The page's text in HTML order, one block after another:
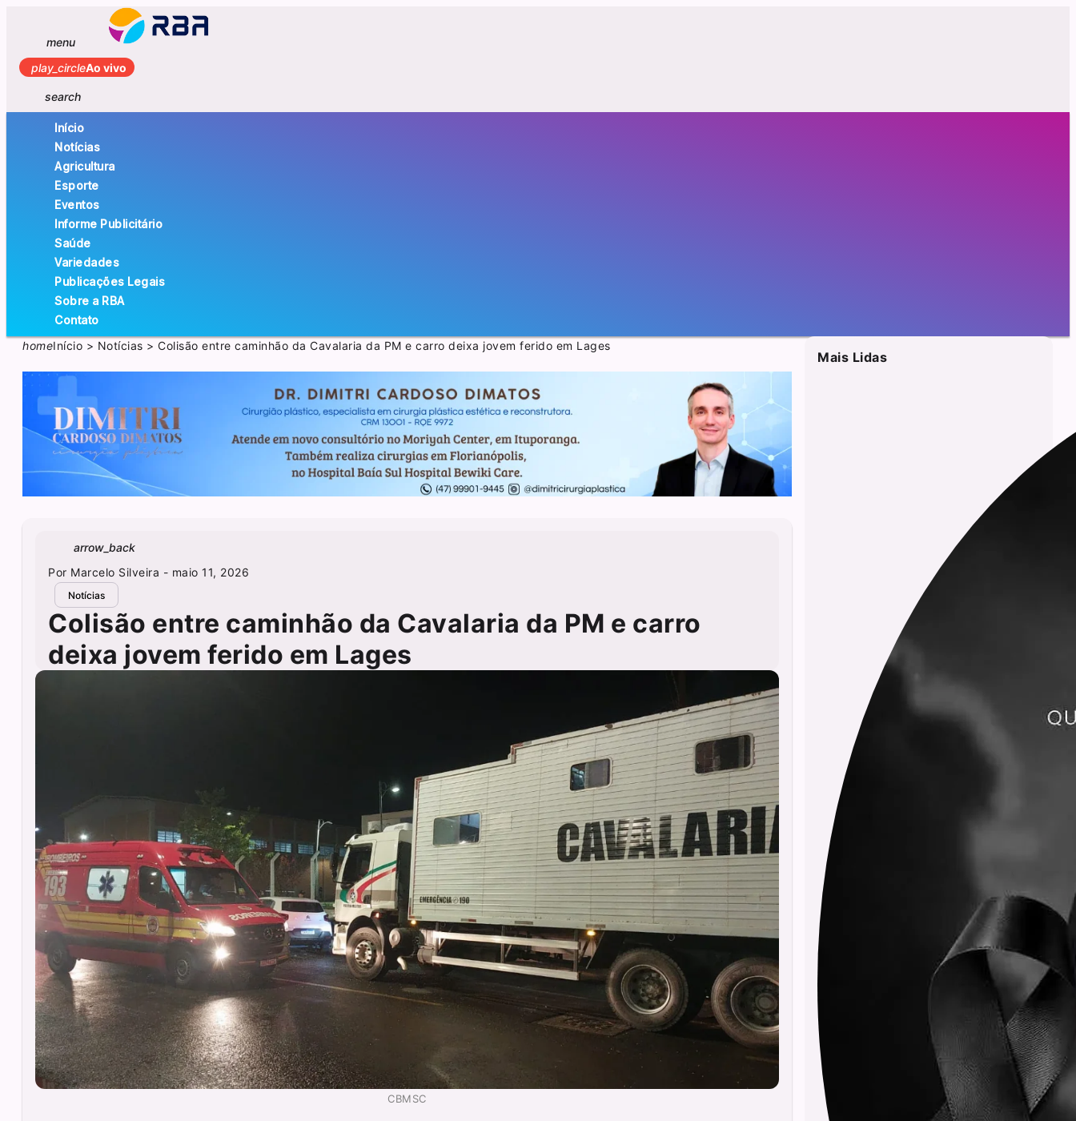
menu
play_circleAo vivo
search
Início
Notícias
Agricultura
Esporte
Eventos
Informe Publicitário
Saúde
Variedades
Publicações Legais
Sobre a RBA
Contato
homeInício > Notícias >Colisão entre caminhão da Cavalaria da PM e carro deixa jovem ferido em Lages
arrow_back
Por Marcelo Silveira - maio 11, 2026
Notícias
Colisão entre caminhão da Cavalaria da PM e carro
deixa jovem ferido em Lages
CBMSC
Mais Lidas